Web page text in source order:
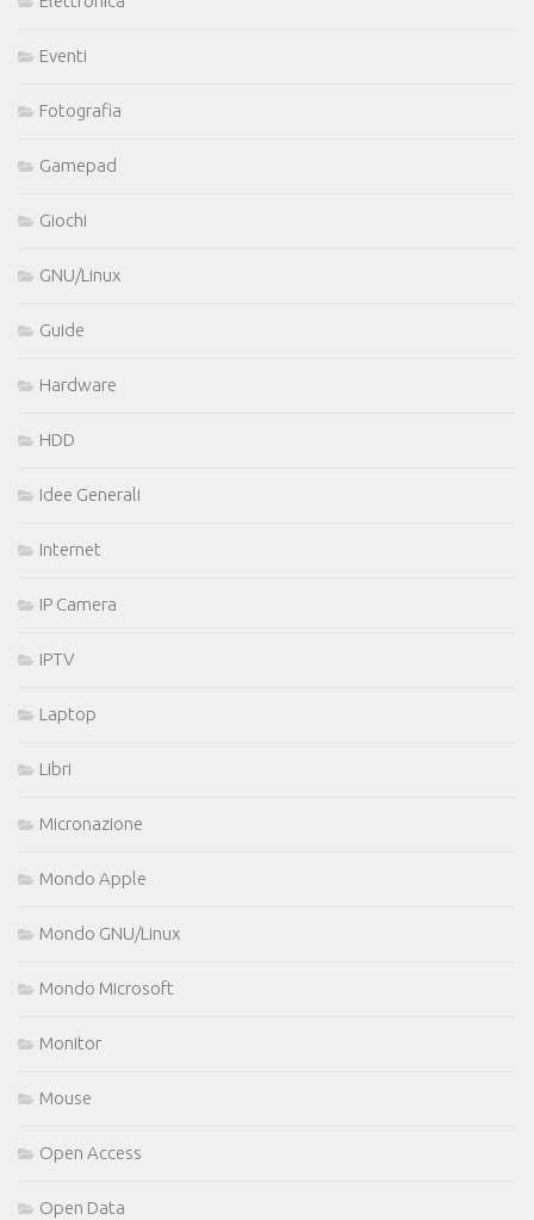
Eventi
Fotografia
Gamepad
Giochi
GNU/Linux
Guide
Hardware
HDD
Idee Generali
Internet
IP Camera
IPTV
Laptop
Libri
Micronazione
Mondo Apple
Mondo GNU/Linux
Mondo Microsoft
Monitor
Mouse
Open Access
Open Data